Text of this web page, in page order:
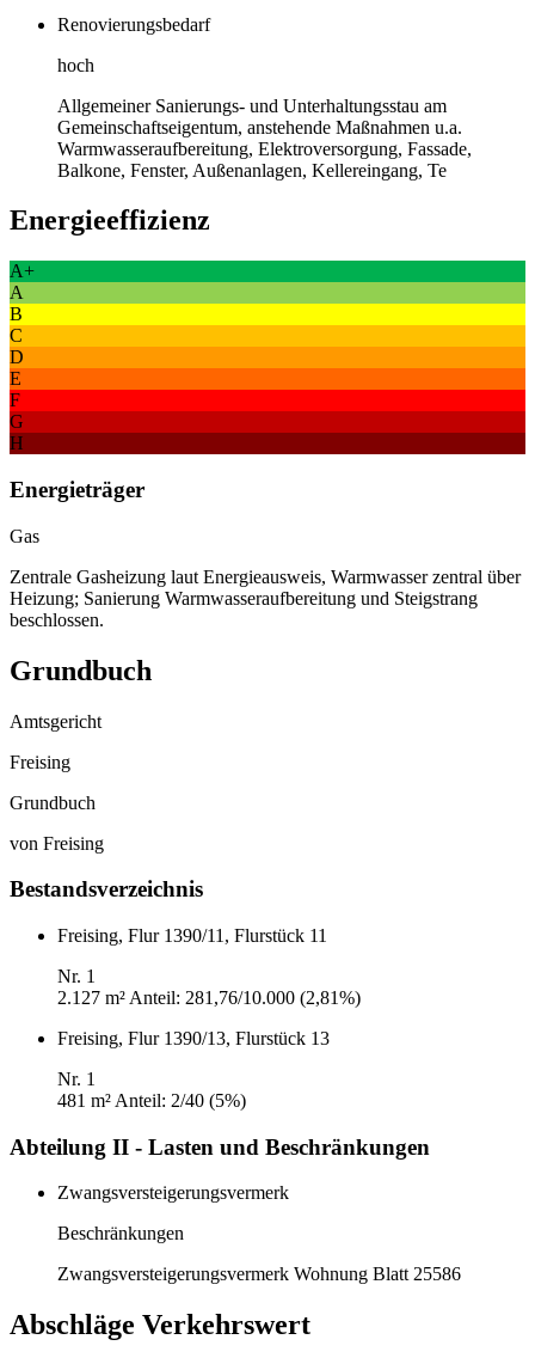
Renovierungsbedarf
hoch
Allgemeiner Sanierungs- und Unterhaltungsstau am
Gemeinschaftseigentum, anstehende Maßnahmen u.a.
Warmwasseraufbereitung, Elektroversorgung, Fassade,
Balkone, Fenster, Außenanlagen, Kellereingang, Te
Energieeffizienz
A+
A
B
C
D
E
F
G
H
Energieträger
Gas
Zentrale Gasheizung laut Energieausweis, Warmwasser zentral über
Heizung; Sanierung Warmwasseraufbereitung und Steigstrang
beschlossen.
Grundbuch
Amtsgericht
Freising
Grundbuch
von Freising
Bestandsverzeichnis
Freising, Flur 1390/11, Flurstück 11
Nr. 1
2.127 m² Anteil: 281,76/10.000 (2,81%)
Freising, Flur 1390/13, Flurstück 13
Nr. 1
481 m² Anteil: 2/40 (5%)
Abteilung II - Lasten und Beschränkungen
Zwangsversteigerungsvermerk
Beschränkungen
Zwangsversteigerungsvermerk Wohnung Blatt 25586
Abschläge Verkehrswert